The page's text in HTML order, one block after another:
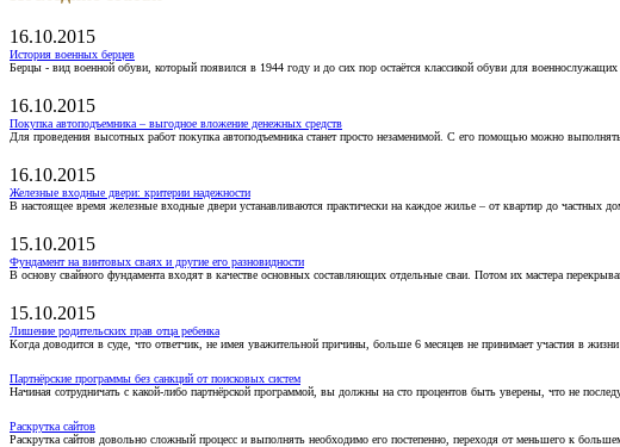
16.10.2015
История военных берцев
Берцы - вид военной обуви, который появился в 1944 году и до сих пор остаётся классикой обуви для военнослужащих
16.10.2015
Покупка автоподъемника – выгодное вложение денежных средств
Для проведения высотных работ покупка автоподъемника станет просто незаменимой. С его помощью можно
16.10.2015
Железные входные двери: критерии надежности
В настоящее время железные входные двери устанавливаются практически на каждое жилье – от квартир до частных
15.10.2015
Фундамент на винтовых сваях и другие его разновидности
В основу свайного фундамента входят в качестве основных составляющих отдельные сваи. Потом их мастера
15.10.2015
Лишение родительских прав отца ребенка
Когда доводится в суде, что ответчик, не имея уважительной причины, больше 6 месяцев не принимает участия в
Партнёрские программы без санкций от поисковых систем
Начиная сотрудничать с какой-либо партнёрской программой, вы должны на сто процентов быть уверены, что не
Раскрутка сайтов
Раскрутка сайтов довольно сложный процесс и выполнять необходимо его постепенно, переходя от меньшего к